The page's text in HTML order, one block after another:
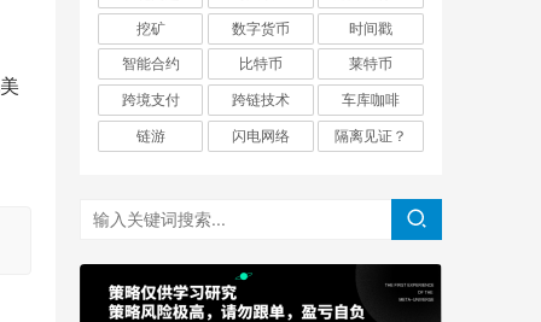
挖矿
数字货币
时间戳
智能合约
比特币
莱特币
跨境支付
跨链技术
车库咖啡
链游
闪电网络 隔离见证？